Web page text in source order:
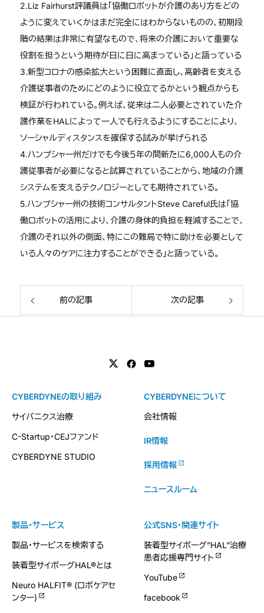
2.Liz Fairhurst評議員は「協働ロボットが介護のあり方をどの
ように変えていくかはまだ完全にはわからないものの、初期段
階の結果は非常に有望なもので、将来の介護において重要な
役割を担うという期待が日に日に高まっている」と語っている
3.新型コロナの感染拡大という困難に直面し、高齢者を支える
介護従事者のためにどのように役立てるかという観点からも
検証が行われている。例えば、従来は二人必要とされていた介
護作業をHALによって一人でも行えるようにすることにより、
ソーシャルディスタンスを確保する試みが挙げられる
4.ハンプシャー州だけでも今後５年の間新たに6,000人もの介
護従事者が必要になると試算されていることから、地域の介護
システムを支えるテクノロジーとしても期待されている。
5.ハンプシャー州の技術コンサルタントSteve Careful氏は「協
働ロボットの活用により、介護の身体的負担を軽減することで、
介護のそれ以外の側面、特にこの難局で特に助けを必要として
いる人々のケアに注力することができる」と語っている。
前の記事 次の記事
製品・サービス
製品・サービスを検索する
装着型サイボーグHAL®とは
Neuro HALFIT® (ロボケアセ
ンター)
CYBERDYNEの取り組み
サイバニクス治療
C-Startup・CEJファンド
CYBERDYNE STUDIO
CYBERDYNEについて
会社情報
IR情報
採用情報
ニュースルーム
公式SNS・関連サイト
装着型サイボーグ”HAL”治療
患者応援専門サイト
YouTube
facebook